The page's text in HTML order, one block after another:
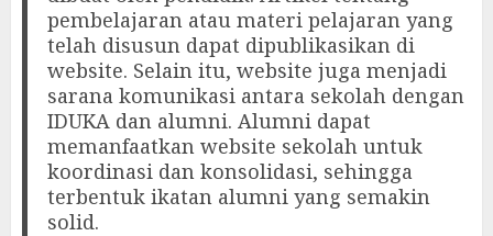
pembelajaran atau materi pelajaran yang
telah disusun dapat dipublikasikan di
website. Selain itu, website juga menjadi
sarana komunikasi antara sekolah dengan
IDUKA dan alumni. Alumni dapat
memanfaatkan website sekolah untuk
koordinasi dan konsolidasi, sehingga
terbentuk ikatan alumni yang semakin
solid.